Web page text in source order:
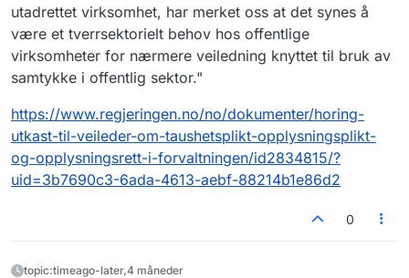
utadrettet virksomhet, har merket oss at det synes å
være et tverrsektorielt behov hos offentlige
virksomheter for nærmere veiledning knyttet til bruk av
samtykke i offentlig sektor."
https://www.regjeringen.no/no/dokumenter/horing-
utkast-til-veileder-om-taushetsplikt-opplysningsplikt-
og-opplysningsrett-i-forvaltningen/id2834815/?
uid=3b7690c3-6ada-4613-aebf-88214b1e86d2
0
topic:timeago-later,4 måneder